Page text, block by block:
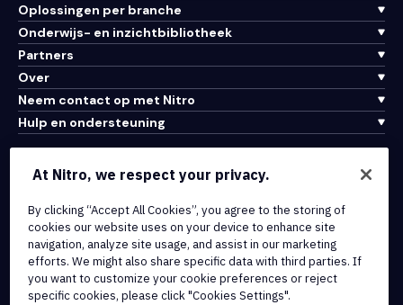
Oplossingen per branche
Onderwijs- en inzichtbibliotheek
Partners
Over
Neem contact op met Nitro
Hulp en ondersteuning
Integraties en API-connectiviteit
Cookiebeleid
Copyrightbeleid
Alle voorwaarden en beleidsmaatregelen
© 2026 Nitro Software, Inc. Inc. Alle rechten voorbehouden.
At Nitro, we respect your privacy.
By clicking “Accept All Cookies”, you agree to the storing of
cookies our website uses on your device to enhance site
navigation, analyze site usage, and assist in our marketing
efforts. We might also share specific data with third parties. If
you want to customize your cookie preferences or reject
specific cookies, please click "Cookies Settings".